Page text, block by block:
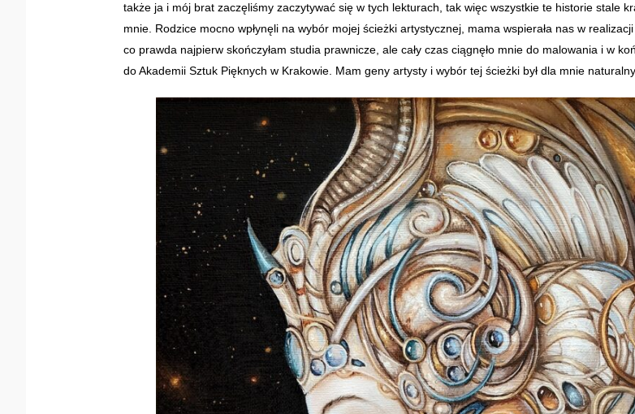
także ja i mój brat zaczęliśmy zaczytywać się w tych lekturach, tak więc wszystkie te historie stale
mnie. Rodzice mocno wpłynęli na wybór mojej ścieżki artystycznej, mama wspierała nas w
co prawda najpierw skończyłam studia prawnicze, ale cały czas ciągnęło mnie do malowania i w
do Akademii Sztuk Pięknych w Krakowie. Mam geny artysty i wybór tej ścieżki był dla mnie